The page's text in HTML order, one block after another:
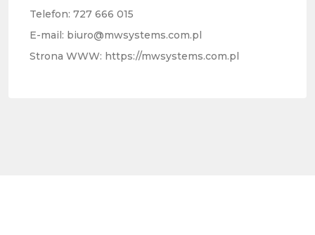
Telefon: 727 666 015
E-mail: biuro@mwsystems.com.pl
Strona WWW: https://mwsystems.com.pl